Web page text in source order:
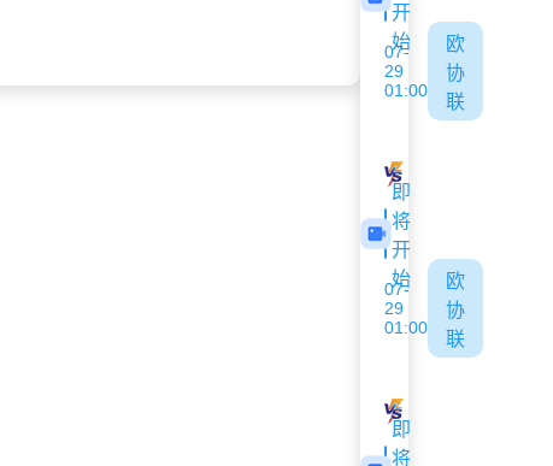
开
始
07-
29
01:00
欧
协
联
里加FC
即
将
开
始
07-
29
01:00
欧
协
联
阿波罗利马索尔
即
将